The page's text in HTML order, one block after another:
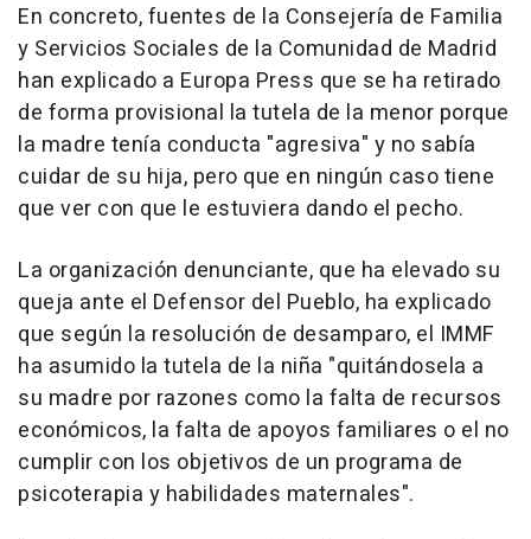
En concreto, fuentes de la Consejería de Familia
y Servicios Sociales de la Comunidad de Madrid
han explicado a Europa Press que se ha retirado
de forma provisional la tutela de la menor porque
la madre tenía conducta "agresiva" y no sabía
cuidar de su hija, pero que en ningún caso tiene
que ver con que le estuviera dando el pecho.
La organización denunciante, que ha elevado su
queja ante el Defensor del Pueblo, ha explicado
que según la resolución de desamparo, el IMMF
ha asumido la tutela de la niña "quitándosela a
su madre por razones como la falta de recursos
económicos, la falta de apoyos familiares o el no
cumplir con los objetivos de un programa de
psicoterapia y habilidades maternales".